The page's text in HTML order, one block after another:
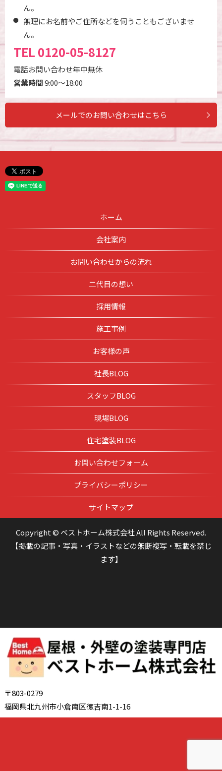
ん。
無理にお名前やご住所などを伺うこともございませ
ん。
TEL 0120-05-8127
電話お問い合わせ年中無休
営業時間9:00～18:00
メールでのお問い合わせはこちら
ホーム
会社案内
お問い合わせからの流れ
二代目の想い
採用情報
施工事例
お客様の声
社長BLOG
スタッフBLOG
現場BLOG
住宅塗装BLOG
お問い合わせフォーム
プライバシーポリシー
サイトマップ
Copyright © ベストホーム株式会社 All Rights Reserved.
【掲載の記事・写真・イラストなどの無断複写・転載を禁じ
ます】
〒803-0279
福岡県北九州市小倉南区徳吉南1-1-16